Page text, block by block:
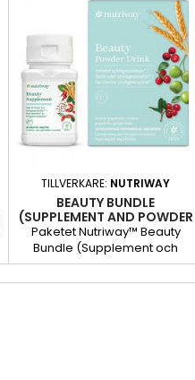
mot oxidativ stress¹ med
kraften hos Vitamin E.
TILLVERKARE: NUTRIWAY
BEAUTY BUNDLE
(SUPPLEMENT AND POWDER
DRINK) NUTRIWAY
Paketet Nutriway™ Beauty
Bundle (Supplement och
Powder Drink) med
nutricosmetic-produkter som